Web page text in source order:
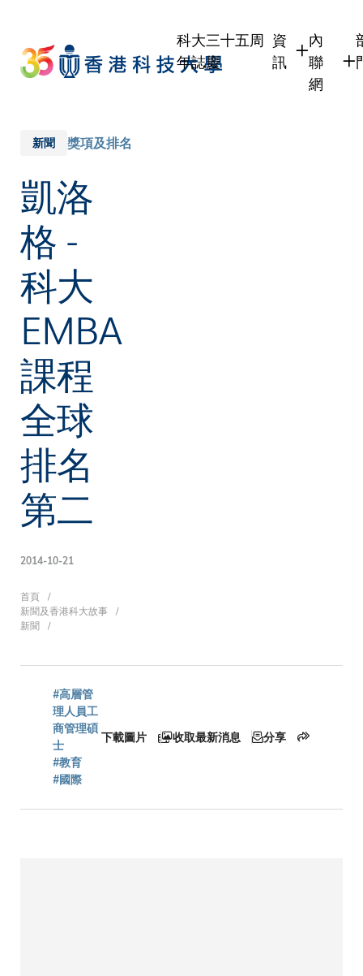
main
content
科大三十五周
年誌慶
資
訊
內
聯
網
新聞 獎項及排名
凱洛
格 -
科大
EMBA
課程
全球
排名
第二
2014-10-21
導
航
連
結
首頁
新聞及香港科大故事
新聞
#高層管
理人員工
商管理碩
士
#教育
#國際
下載圖片 收取最新消息 分享